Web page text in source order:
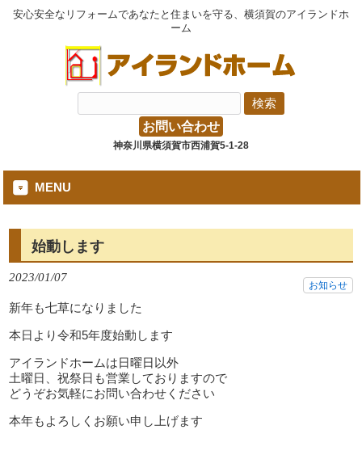
安心安全なリフォームであなたと住まいを守る、横須賀のアイランドホ
ーム
お問い合わせ
神奈川県横須賀市西浦賀5-1-28
MENU
始動します
2023/01/07
お知らせ
新年も七草になりました
本日より令和5年度始動します
アイランドホームは日曜日以外
土曜日、祝祭日も営業しておりますので
どうぞお気軽にお問い合わせください
本年もよろしくお願い申し上げます